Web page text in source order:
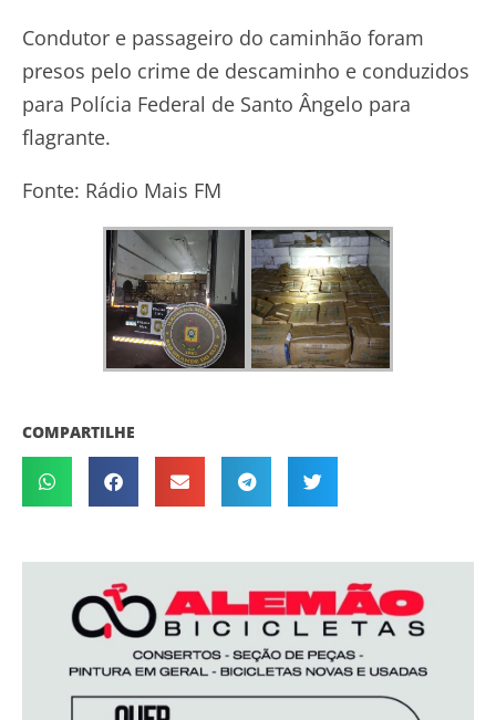
Condutor e passageiro do caminhão foram
presos pelo crime de descaminho e conduzidos
para Polícia Federal de Santo Ângelo para
flagrante.
Fonte: Rádio Mais FM
COMPARTILHE